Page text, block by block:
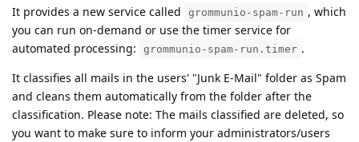
It provides a new service called
grommunio-spam-run , which
you can run on-demand or use the timer service for
automated processing:
grommunio-spam-run.timer .
It classifies all mails in the users' "Junk E-Mail" folder as Spam
and cleans them automatically from the folder after the
classification. Please note: The mails classified are deleted, so
you want to make sure to inform your administrators/users